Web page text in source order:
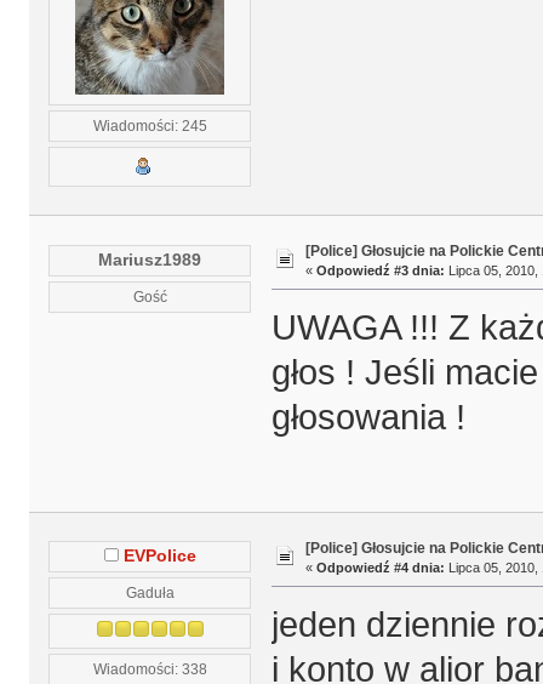
Wiadomości: 245
Mariusz1989
Gość
[Police] Głosujcie na Polickie
« Odpowiedź #3 dnia: Lipca 05, 2010,
UWAGA !!! Z
głos ! Jeśli
głosowania !
EVPolice
Gaduła
Wiadomości: 338
[Police] Głosujcie na Polickie
« Odpowiedź #4 dnia: Lipca 05, 2010,
jeden dziennie
i konto w alior